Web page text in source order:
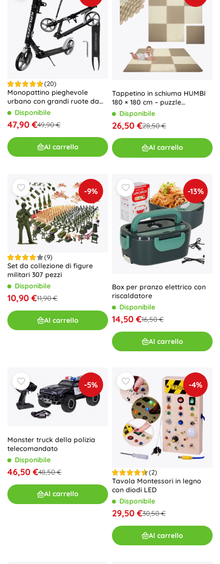
(20)
Monopattino pieghevole
urbano con grandi ruote da
200 mm e freno a pedale –
Grigio
Disponibile
47,90 €49,90 €
Al carrello
Tappetino in schiuma HUMBI
180 × 180 cm – puzzle
impermeabile in EVA, crema e
beige, 9 pezzi
Disponibile
26,50 €28,50 €
Al carrello
-9%
(9)
Set da collezione di figure
militari 307 pezzi
Disponibile
10,90 €11,90 €
Al carrello
-13%
Box per pranzo elettrico con
riscaldatore
Disponibile
14,50 €16,50 €
Al carrello
-5%
Monster truck della polizia
telecomandato
Disponibile
46,50 €48,50 €
Al carrello
-4%
(2)
Tavola Montessori in legno
con diodi LED
Disponibile
29,50 €30,50 €
Al carrello